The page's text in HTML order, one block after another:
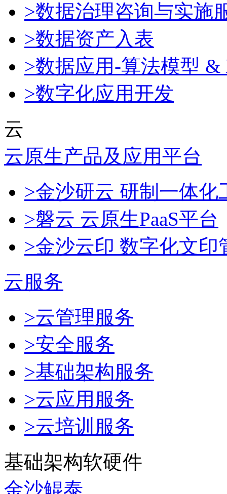
>数据治理咨询与实施
>数据资产入表
>数据应用-算法模型 &
>数字化应用开发
云
云原生产品及应用平台
>金沙研云 研制一体
>磐云 云原生PaaS平台
>金沙云印 数字化文印
云服务
>云管理服务
>安全服务
>基础架构服务
>云应用服务
>云培训服务
基础架构软硬件
金沙鲲泰